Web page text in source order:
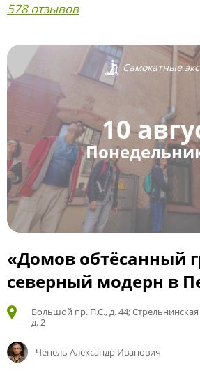
578 отзывов
Самокатные
10
«Домов обтёсанный
северный модерн в
Большой пр. П.С., д. 44;
д. 2
Чепель Александр Иванович